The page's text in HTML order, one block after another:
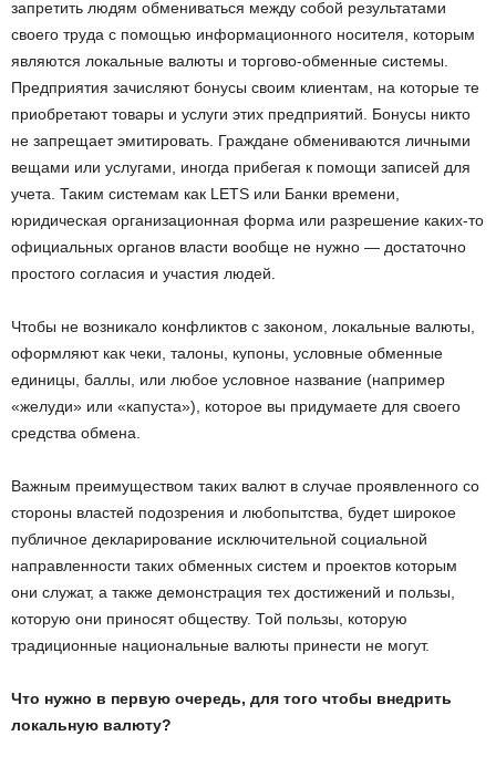
запретить людям обмениваться между собой результатами
своего труда с помощью информационного носителя, которым
являются локальные валюты и торгово-обменные системы.
Предприятия зачисляют бонусы своим клиентам, на которые те
приобретают товары и услуги этих предприятий. Бонусы никто
не запрещает эмитировать. Граждане обмениваются личными
вещами или услугами, иногда прибегая к помощи записей для
учета. Таким системам как LETS или Банки времени,
юридическая организационная форма или разрешение каких-то
официальных органов власти вообще не нужно — достаточно
простого согласия и участия людей.
Чтобы не возникало конфликтов с законом, локальные валюты,
оформляют как чеки, талоны, купоны, условные обменные
единицы, баллы, или любое условное название (например
«желуди» или «капуста»), которое вы придумаете для своего
средства обмена.
Важным преимуществом таких валют в случае проявленного со
стороны властей подозрения и любопытства, будет широкое
публичное декларирование исключительной социальной
направленности таких обменных систем и проектов которым
они служат, а также демонстрация тех достижений и пользы,
которую они приносят обществу. Той пользы, которую
традиционные национальные валюты принести не могут.
Что нужно в первую очередь, для того чтобы внедрить
локальную валюту?